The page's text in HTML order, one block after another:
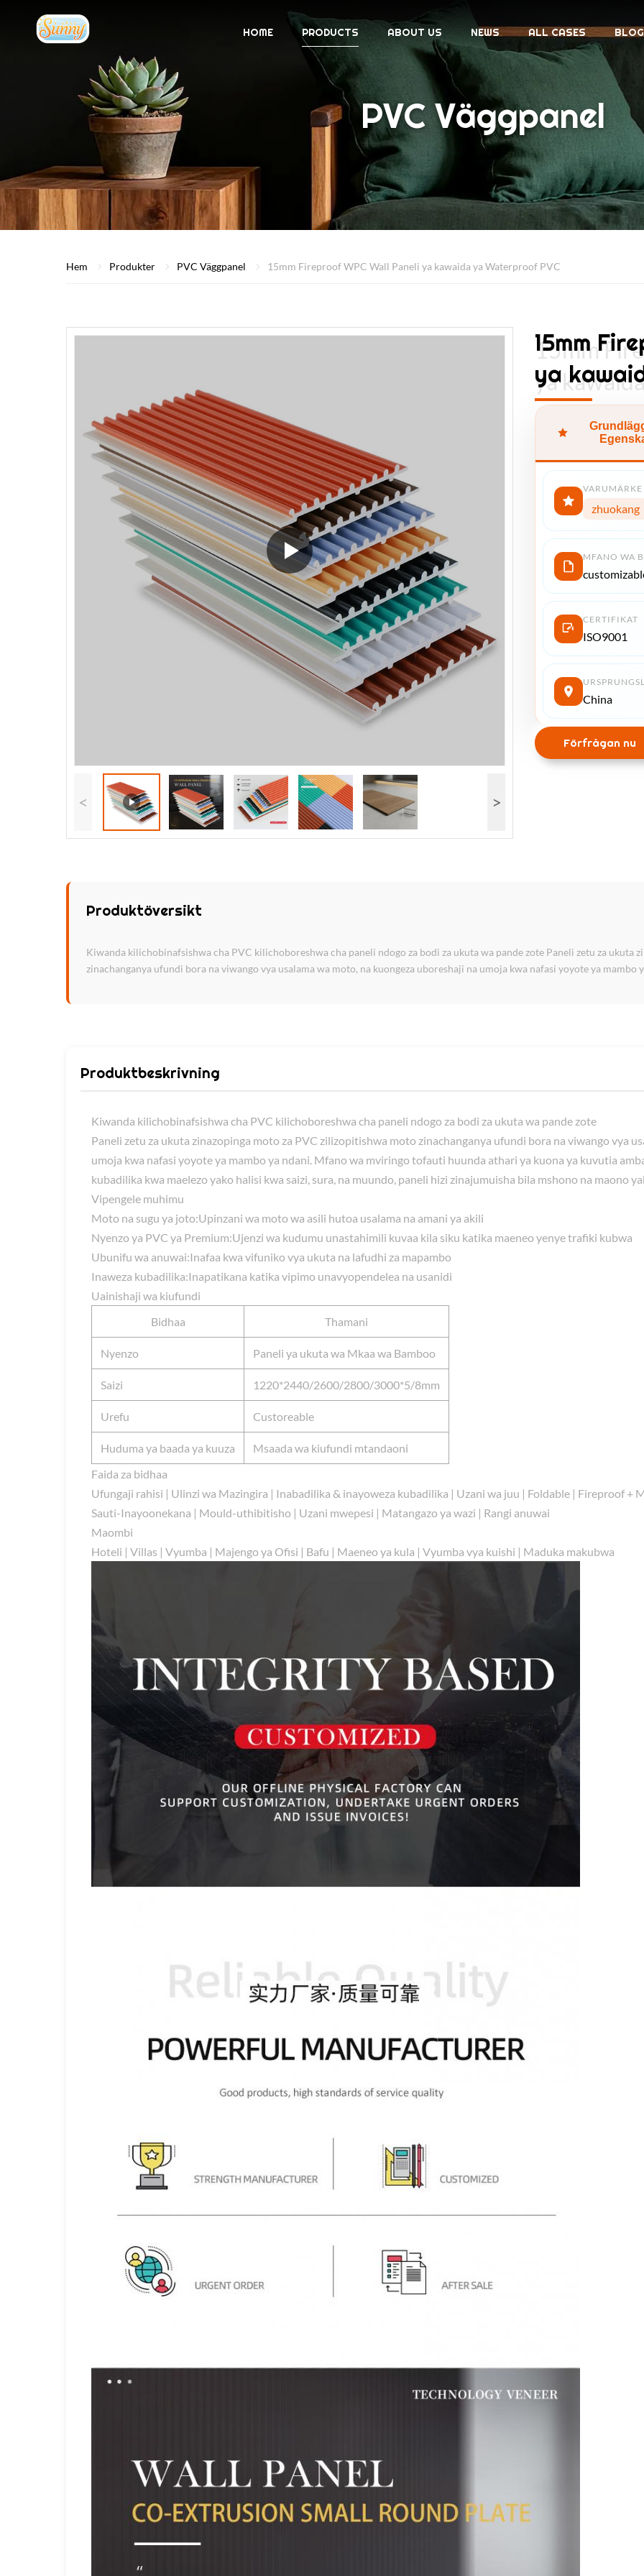
HOME PRODUCTS ABOUT US NEWS ALL CASES BLOG
PVC Väggpanel
Hem Produkter PVC Väggpanel 15mm Fireproof WPC Wall Paneli ya kawaida ya Waterproof PVC
< >
15mm
ya
15mm
ya
VARUMÄRKE
zhuokang
MFANO WA
CERTIFIKAT
ISO9001
China
Förfrågan nu
Produktöversikt
Kiwanda kilichobinafsishwa cha PVC kilichoboreshwa cha paneli ndogo za bodi za ukuta wa pande zote Paneli zetu za ukuta
zinachanganya ufundi bora na viwango vya usalama wa moto, na kuongeza uboreshaji na umoja kwa nafasi yoyote ya mambo
Produktbeskrivning
Kiwanda kilichobinafsishwa cha PVC kilichoboreshwa cha paneli ndogo za bodi za ukuta wa pande zote
Paneli zetu za ukuta zinazopinga moto za PVC zilizopitishwa moto zinachanganya ufundi bora na viwango vya
umoja kwa nafasi yoyote ya mambo ya ndani. Mfano wa mviringo tofauti huunda athari ya kuona ya kuvutia
kubadilika kwa maelezo yako halisi kwa saizi, sura, na muundo, paneli hizi zinajumuisha bila mshono na maono
Vipengele muhimu
Moto na sugu ya joto:Upinzani wa moto wa asili hutoa usalama na amani ya akili
Nyenzo ya PVC ya Premium:Ujenzi wa kudumu unastahimili kuvaa kila siku katika maeneo yenye trafiki kubwa
Ubunifu wa anuwai:Inafaa kwa vifuniko vya ukuta na lafudhi za mapambo
Inaweza kubadilika:Inapatikana katika vipimo unavyopendelea na usanidi
Uainishaji wa kiufundi
Bidhaa
Thamani
Nyenzo Paneli ya ukuta wa Mkaa wa Bamboo
Saizi 1220*2440/2600/2800/3000*5/8mm
Urefu Custoreable
Huduma ya baada ya kuuza
Msaada wa kiufundi mtandaoni
Faida za bidhaa
Ufungaji rahisi | Ulinzi wa Mazingira | Inabadilika & inayoweza kubadilika | Uzani wa juu | Foldable | Fireproof +
Sauti-Inayoonekana | Mould-uthibitisho | Uzani mwepesi | Matangazo ya wazi | Rangi anuwai
Maombi
Hoteli | Villas | Vyumba | Majengo ya Ofisi | Bafu | Maeneo ya kula | Vyumba vya kuishi | Maduka makubwa